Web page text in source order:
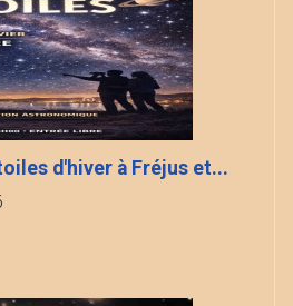
d'hiver à Fréjus et...